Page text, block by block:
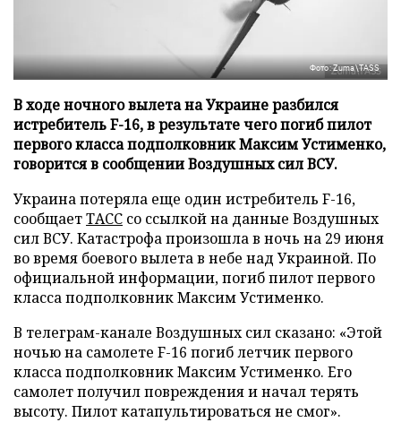
Фото: Zuma\TASS
В ходе ночного вылета на Украине разбился
истребитель F-16, в результате чего погиб пилот
первого класса подполковник Максим Устименко,
говорится в сообщении Воздушных сил ВСУ.
Украина потеряла еще один истребитель F-16,
сообщаетТАСС со ссылкой на данные Воздушных
сил ВСУ. Катастрофа произошла в ночь на 29 июня
во время боевого вылета в небе над Украиной. По
официальной информации, погиб пилот первого
класса подполковник Максим Устименко.
В телеграм-канале Воздушных сил сказано: «Этой
ночью на самолете F-16 погиб летчик первого
класса подполковник Максим Устименко. Его
самолет получил повреждения и начал терять
высоту. Пилот катапультироваться не смог».